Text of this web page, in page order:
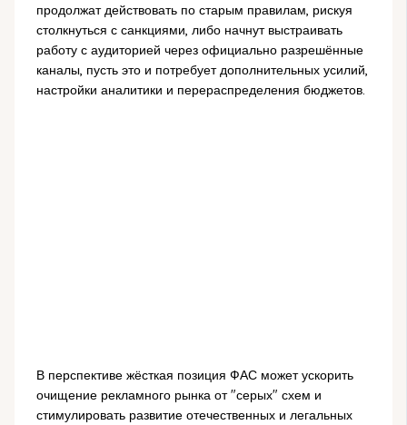
продолжат действовать по старым правилам, рискуя
столкнуться с санкциями, либо начнут выстраивать
работу с аудиторией через официально разрешённые
каналы, пусть это и потребует дополнительных усилий,
настройки аналитики и перераспределения бюджетов.
В перспективе жёсткая позиция ФАС может ускорить
очищение рекламного рынка от "серых" схем и
стимулировать развитие отечественных и легальных